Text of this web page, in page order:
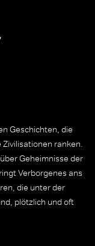
Geschichten, die
ranken.
Geheimnisse der
Verborgenes ans
die unter der
plötzlich und oft